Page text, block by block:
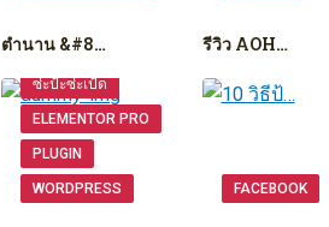
ตำนาน &#8… รีวิว AOH…
ซ่ะป้ะซ่ะเป้ด
ELEMENTOR PRO
PLUGIN
WORDPRESS FACEBOOK